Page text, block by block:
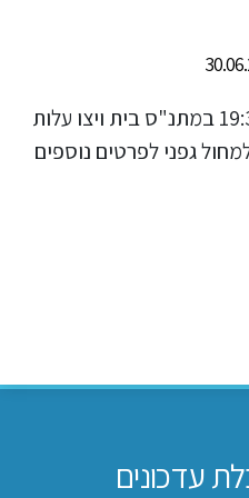
ימי ראשון בין השעות: 19:30-20:45 במתנ"ס בית ויצו עלות
למחול גפני לפרטים נוספים
עדכונים